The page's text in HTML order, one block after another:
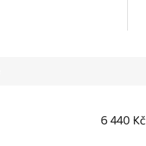
6 440 Kč